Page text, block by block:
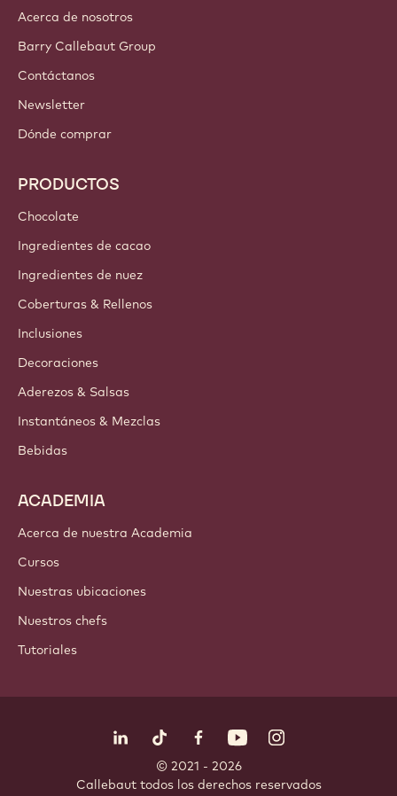
Acerca de nosotros
Barry Callebaut Group
Contáctanos
Newsletter
Dónde comprar
PRODUCTOS
Chocolate
Ingredientes de cacao
Ingredientes de nuez
Coberturas & Rellenos
Inclusiones
Decoraciones
Aderezos & Salsas
Instantáneos & Mezclas
Bebidas
ACADEMIA
Acerca de nuestra Academia
Cursos
Nuestras ubicaciones
Nuestros chefs
Tutoriales
LinkedIn Opens in a new window.
TikTok Opens in a new window.
Facebook Opens in a new
YouTubeInstagram
© 2021 - 2026
Callebaut. todos los derechos reservados